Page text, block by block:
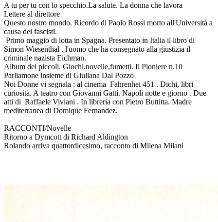
A tu per tu con lo specchio.La salute. La donna che lavora
Lettere al direttore
Questo nostro mondo. Ricordo di Paolo Rossi morto all'Università a
causa dei fascisti.
Primo maggio di lotta in Spagna. Presentato in Italia il libro di
Simon Wiesenthal , l'uomo che ha consegnato alla giustizia il
criminale nazista Eichman.
Album dei piccoli. Giochi.novelle,fumetti. Il Pioniere n.10
Parliamone insieme di Giuliana Dal Pozzo
Noi Donne vi segnala : al cinema Fahrenhei 451 . Dichi, libri
curiosità. A teatro con Giovanni Gatti. Napoli notte e giorno . Due
atti di Raffaele Viviani . In libreria con Pietro Buttitta. Madre
mediterranea di Domique Fernandez.
RACCONTI/Novelle
Ritorno a Dymcott di Richard Aldington
Rolando arriva quattordicesimo, racconto di Milena Milani